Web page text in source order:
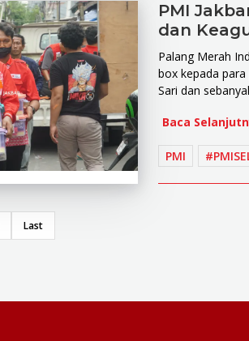
PMI
dan
Palang Merah
box kepada
Sari dan
Baca
PMI
Last